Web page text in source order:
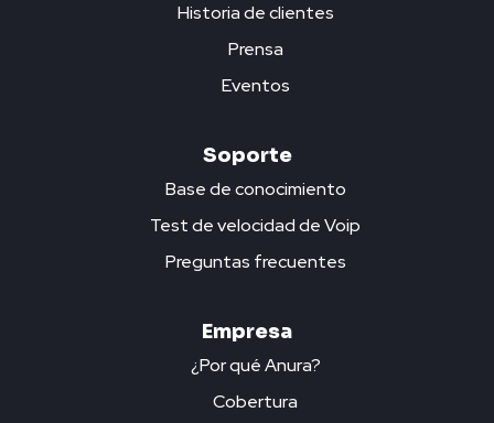
Historia de clientes
Prensa
Eventos
Soporte
Base de conocimiento
Test de velocidad de Voip
Preguntas frecuentes
Empresa
¿Por qué Anura?
Cobertura